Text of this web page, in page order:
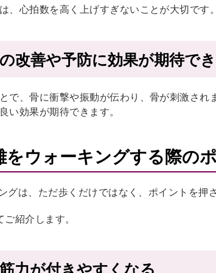
、心拍数を高く上げすぎないことが大切です。
改善や予防に効果が期待で
で、骨に衝撃や振動が伝わり、骨が刺激さ
い効果が期待できます。
ウォーキングする際の
グは、ただ歩くだけではなく、ポイントを押
紹介します。
力が付きやすくなる